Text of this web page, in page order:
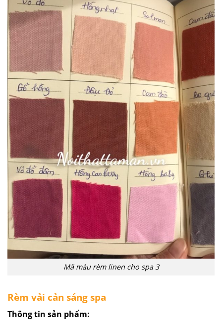
Mã màu rèm linen cho spa 3
Rèm vải cản sáng spa
Thông tin sản phẩm: